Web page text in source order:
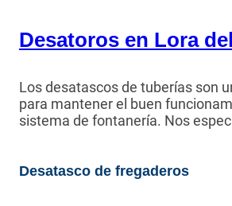
Desatoros en Lora
Los desatascos de tuberías son
para mantener el buen
sistema de fontanería. Nos
Desatasco de fregaderos